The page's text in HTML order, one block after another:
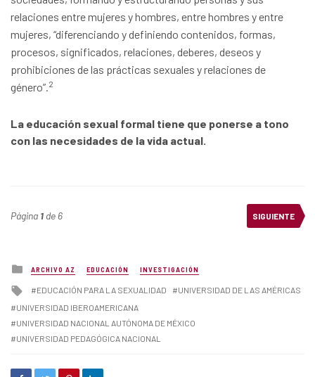
relaciones entre mujeres y hombres, entre hombres y entre
mujeres, “diferenciando y definiendo contenidos, formas,
procesos, significados, relaciones, deberes, deseos y
prohibiciones de las prácticas sexuales y relaciones de
género”.2
La educación sexual formal tiene que ponerse a tono
con las necesidades de la vida actual.
Página 1 de 6 SIGUIENTE
Posted
in
ARCHIVO AZ EDUCACIÓN INVESTIGACIÓN
Tagged
EDUCACIÓN PARA LA SEXUALIDAD
UNIVERSIDAD DE LAS AMÉRICAS
UNIVERSIDAD IBEROAMERICANA
UNIVERSIDAD NACIONAL AUTÓNOMA DE MÉXICO
UNIVERSIDAD PEDAGÓGICA NACIONAL